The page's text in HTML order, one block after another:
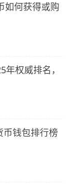
如何获得或购
权威排名，
币钱包排行榜